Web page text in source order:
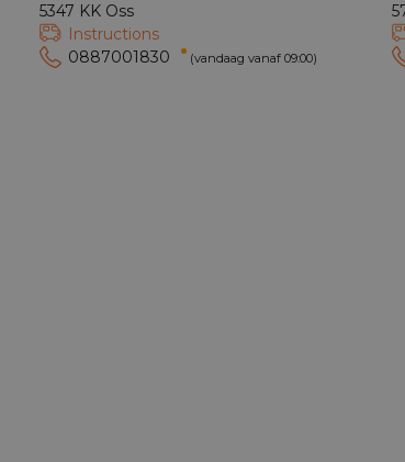
5347 KK Oss
Instructions
0887001830
(vandaag vanaf 09:00)